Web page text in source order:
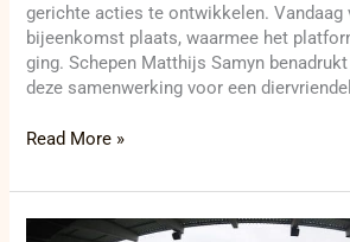
gerichte acties te ontwikkelen. Vandaag
bijeenkomst plaats, waarmee het
ging. Schepen Matthijs Samyn
deze samenwerking voor een
Read More »